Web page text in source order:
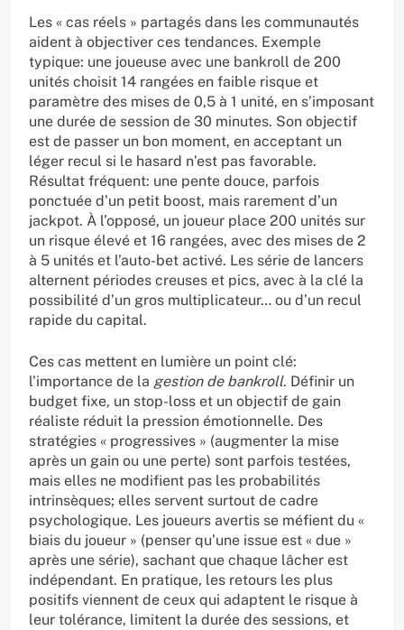
Les « cas réels » partagés dans les communautés
aident à objectiver ces tendances. Exemple
typique: une joueuse avec une bankroll de 200
unités choisit 14 rangées en faible risque et
paramètre des mises de 0,5 à 1 unité, en s’imposant
une durée de session de 30 minutes. Son objectif
est de passer un bon moment, en acceptant un
léger recul si le hasard n’est pas favorable.
Résultat fréquent: une pente douce, parfois
ponctuée d’un petit boost, mais rarement d’un
jackpot. À l’opposé, un joueur place 200 unités sur
un risque élevé et 16 rangées, avec des mises de 2
à 5 unités et l’auto-bet activé. Les série de lancers
alternent périodes creuses et pics, avec à la clé la
possibilité d’un gros multiplicateur… ou d’un recul
rapide du capital.
Ces cas mettent en lumière un point clé:
l’importance de la gestion de bankroll. Définir un
budget fixe, un stop-loss et un objectif de gain
réaliste réduit la pression émotionnelle. Des
stratégies « progressives » (augmenter la mise
après un gain ou une perte) sont parfois testées,
mais elles ne modifient pas les probabilités
intrinsèques; elles servent surtout de cadre
psychologique. Les joueurs avertis se méfient du «
biais du joueur » (penser qu’une issue est « due »
après une série), sachant que chaque lâcher est
indépendant. En pratique, les retours les plus
positifs viennent de ceux qui adaptent le risque à
leur tolérance, limitent la durée des sessions, et